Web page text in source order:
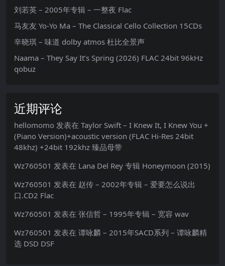
刘若英 – 2005年专辑 – 一整夜 Flac
马友友 Yo-Yo Ma – The Classical Cello Collection 15CDs
辛晓琪 – 味道 dolby atmos 杜比全景声
Naama – They Say It’s Spring (2026) FLAC 24bit 96kHz
qobuz
近期评论
hellomomo 发表在 Taylor Swift – I Knew It, I Knew You +
(Piano Version)+acoustic version (FLAC Hi-Res 24bit
48khz) +24bit 192khz 臻品母带
Wz760501 发表在 Lana Del Rey 专辑 Honeymoon (2015)
Wz760501 发表在 赵传 – 2002年专辑 – 爱要怎么说出
口.CD2 Flac
Wz760501 发表在 张信哲 – 1995年专辑 – 宽容 wav
Wz760501 发表在 谭咏麟 – 2015年SACD系列 – 谭咏麟精
选 DSD DSF